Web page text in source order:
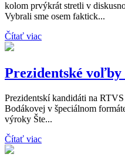
kolom prvýkrát stretli v
Vybrali sme osem faktick...
Čítať viac
Prezidentské
Prezidentskí kandidáti na
Bodákovej v špeciálnom
výroky Šte...
Čítať viac